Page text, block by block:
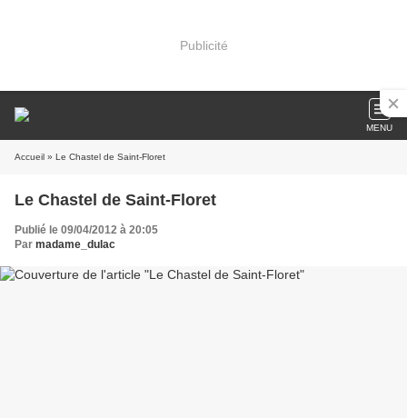
Publicité
MENU
Accueil » Le Chastel de Saint-Floret
Le Chastel de Saint-Floret
Publié le 09/04/2012 à 20:05
Par madame_dulac